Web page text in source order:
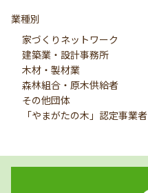
業種別
家づくりネットワーク
建築業・設計事務所
木材・製材業
森林組合・原木供給者
その他団体
「やまがたの木」認定事業者